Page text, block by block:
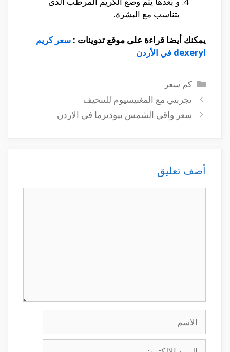
يتناسب مع البشرة.
يمكنك أيضا قراءة على موقع تدوينات : سعر كريم
dexeryl في الأردن
التصنيفات
كم سعر
تجربتي مع المغنيسيوم للتنحيف
سعر واقي الشمس بيوديرما في الاردن
أضف تعليق
الاسم
البريد